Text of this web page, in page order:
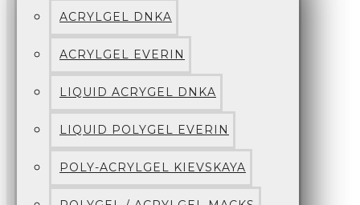
ACRYLGEL DNKA
ACRYLGEL EVERIN
LIQUID ACRYGEL DNKA
LIQUID POLYGEL EVERIN
POLY-ACRYLGEL KIEVSKAYA